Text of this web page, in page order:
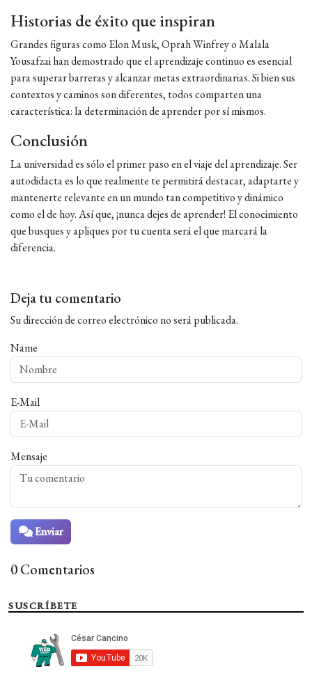
Historias de éxito que inspiran
Grandes figuras como Elon Musk, Oprah Winfrey o Malala
Yousafzai han demostrado que el aprendizaje continuo es esencial
para superar barreras y alcanzar metas extraordinarias. Si bien sus
contextos y caminos son diferentes, todos comparten una
característica: la determinación de aprender por sí mismos.
Conclusión
La universidad es sólo el primer paso en el viaje del aprendizaje. Ser
autodidacta es lo que realmente te permitirá destacar, adaptarte y
mantenerte relevante en un mundo tan competitivo y dinámico
como el de hoy. Así que, ¡nunca dejes de aprender! El conocimiento
que busques y apliques por tu cuenta será el que marcará la
diferencia.
Deja tu comentario
Su dirección de correo electrónico no será publicada.
Name
E-Mail
Mensaje
Enviar
0 Comentarios
SUSCRÍBETE